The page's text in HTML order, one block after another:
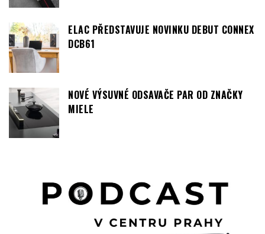
ELAC PŘEDSTAVUJE NOVINKU DEBUT CONNEX
DCB61
NOVÉ VÝSUVNÉ ODSAVAČE PAR OD ZNAČKY
MIELE